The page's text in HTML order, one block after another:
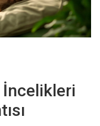
İncelikleri